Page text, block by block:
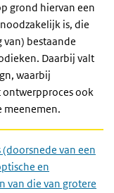
grond hiervan een
is, die
bestaande
Daarbij valt
waarbij
ontwerpproces ook
meenemen.
van een
en
van die van grotere